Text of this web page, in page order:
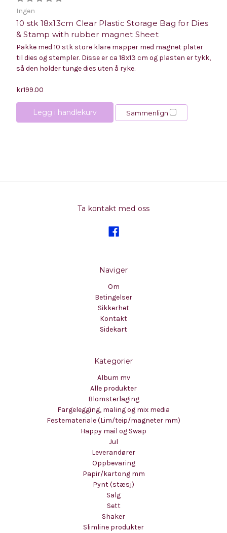
Ingen
10 stk 18x13cm Clear Plastic Storage Bag for Dies
& Stamp with rubber magnet Sheet
Pakke med 10 stk store klare mapper med magnet plater
til dies og stempler. Disse er ca 18x13 cm og plasten er tykk,
så den holder tunge dies uten å ryke.
kr199.00
Legg i handlekurv Sammenlign
Ta kontakt med oss
Naviger
Om
Betingelser
Sikkerhet
Kontakt
Sidekart
Kategorier
Album mv
Alle produkter
Blomsterlaging
Fargelegging, maling og mix media
Festemateriale (Lim/teip/magneter mm)
Happy mail og Swap
Jul
Leverandører
Oppbevaring
Papir/kartong mm
Pynt (stæsj)
Salg
Sett
Shaker
Slimline produkter